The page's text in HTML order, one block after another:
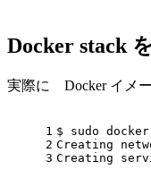
Docker stack
実際に Docker イメ
1
2
3
$ sudo
Creating
Creating